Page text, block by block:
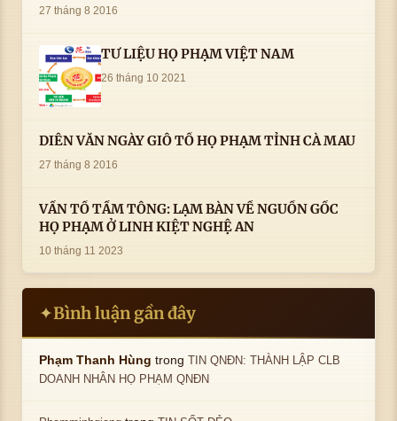
AN VỊ TAI CÀ MAU- ( 22/8/2016) CỦA LS.TS.NV.
27 tháng 8 2016
TƯ LIỆU HỌ PHẠM VIỆT NAM
26 tháng 10 2021
DIỄN VĂN NGÀY GIỖ TỔ HỌ PHẠM TỈNH CÀ MAU
27 tháng 8 2016
VẤN TỔ TẦM TÔNG: LẠM BÀN VỀ NGUỒN GỐC
HỌ PHẠM Ở LINH KIỆT NGHỆ AN
10 tháng 11 2023
✦Bình luận gần đây
Phạm Thanh Hùng trongTIN QNĐN: THÀNH LẬP CLB
DOANH NHÂN HỌ PHẠM QNĐN